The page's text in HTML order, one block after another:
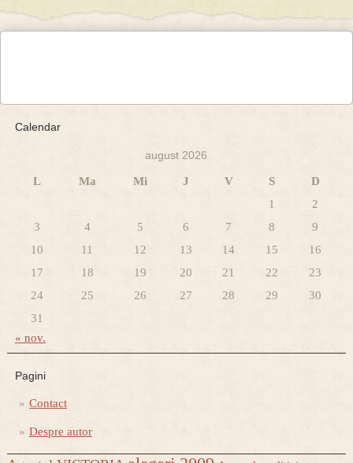
Calendar
august 2026
L Ma Mi J V S
D
1
2
3
4 5 6 7 8
9
10
11 12 13 14 15
16
17
18 19 20 21 22
23
24
25 26 27 28 29
30
31
« nov.
Pagini
Contact
Despre autor